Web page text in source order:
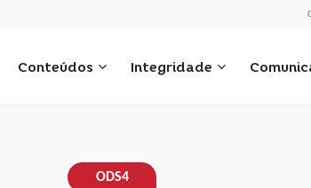
Conteúdos Integridade
ODS4